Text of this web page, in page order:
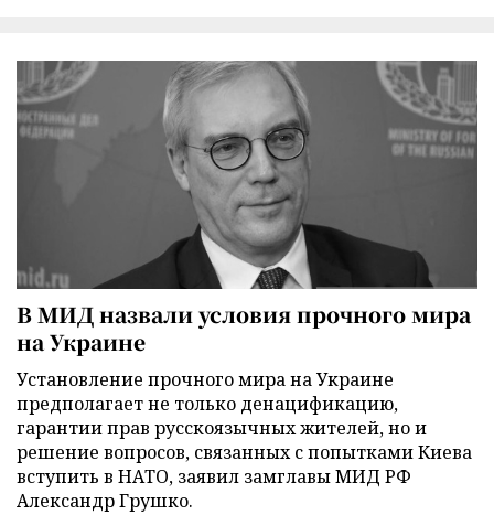
В МИД назвали условия прочного мира
на Украине
Установление прочного мира на Украине
предполагает не только денацификацию,
гарантии прав русскоязычных жителей, но и
решение вопросов, связанных с попытками Киева
вступить в НАТО, заявил замглавы МИД РФ
Александр Грушко.